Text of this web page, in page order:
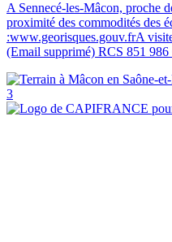
A Sennecé-les-Mâcon, proche
proximité des commodités des
:www.georisques.gouv.frA
(Email supprimé) RCS 851
3